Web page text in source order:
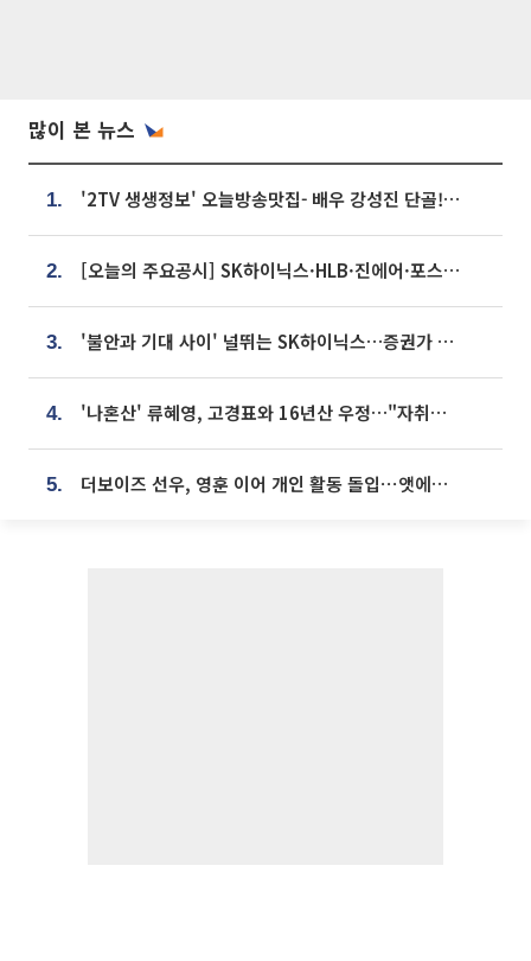
많이 본 뉴스
1. '2TV 생생정보' 오늘방송맛집- 배우 강성진 단골! 쌀국수ㆍ푸팟퐁 커리 맛집 '블○○○'
2. [오늘의 주요공시] SK하이닉스·HLB·진에어·포스코홀딩스·네이버·대우건설 등
3. '불안과 기대 사이' 널뛰는 SK하이닉스…증권가 "HBM4·LTA 기반 펀터멘털 견고"
4. '나혼산' 류혜영, 고경표와 16년산 우정…"자취방서 부모님과 마주쳐"
5. 더보이즈 선우, 영훈 이어 개인 활동 돌입⋯앳에어리어와 전속계약